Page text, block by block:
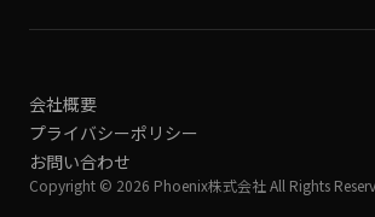
会社概要
プライバシーポリシー
お問い合わせ
Copyright © 2026 Phoenix株式会社 All Rights